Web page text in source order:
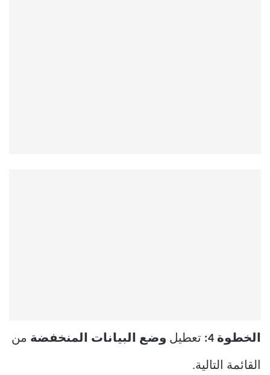
الخطوة 4: تعطيل وضع البيانات المنخفضة من
القائمة التالية.